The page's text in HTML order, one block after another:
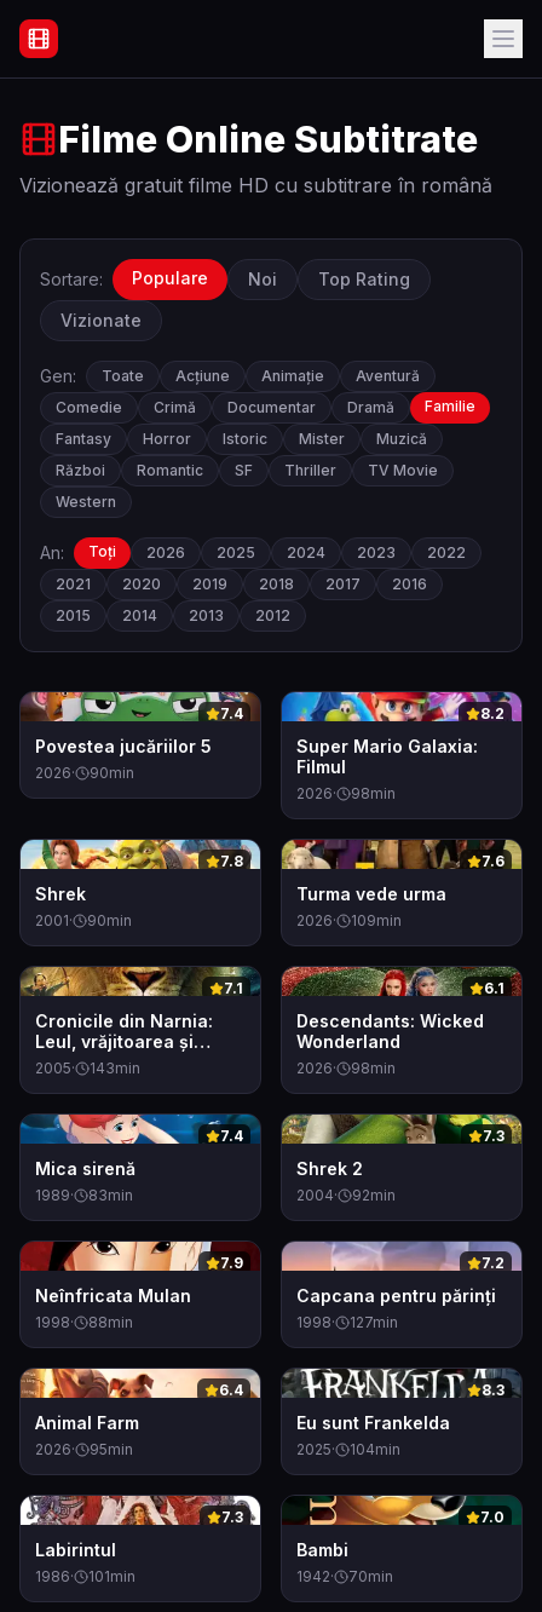
Filme Online Subtitrate - Acasă
Filme Online Subtitrate
Vizionează gratuit filme HD cu subtitrare în română
Sortare: Populare Noi
Top Rating
Vizionate
Gen: Toate Acțiune Animație
Aventură
Comedie
Crimă Documentar Dramă
Familie
Fantasy
Horror Istoric Mister
Muzică
Război
Romantic SF Thriller
TV Movie
Western
An: Toți 2026 2025 2024 2023
2022
2021
2020 2019 2018 2017
2016
2015
2014 2013 2012
0 7.4
Povestea jucăriilor 5
2026· 90min
0 8.2
Super Mario Galaxia:
Filmul
2026· 98min
0 7.8
Shrek
2001· 90min
0 7.6
Turma vede urma
2026· 109min
0 7.1
Cronicile din Narnia:
Leul, vrăjitoarea și
dulapul
2005· 143min
0 6.1
Descendants: Wicked
Wonderland
2026· 98min
0 7.4
Mica sirenă
1989· 83min
0 7.3
Shrek 2
2004· 92min
0 7.9
Neînfricata Mulan
1998· 88min
0 7.2
Capcana pentru părinți
1998· 127min
0 6.4
Animal Farm
2026· 95min
0 8.3
Eu sunt Frankelda
2025· 104min
0 7.3
Labirintul
1986· 101min
0 7.0
Bambi
1942· 70min